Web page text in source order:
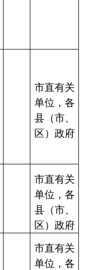
市直有关
单位，各
县（市、
区）政府
市直有关
单位，各
县（市、
区）政府
市直有关
单位，各